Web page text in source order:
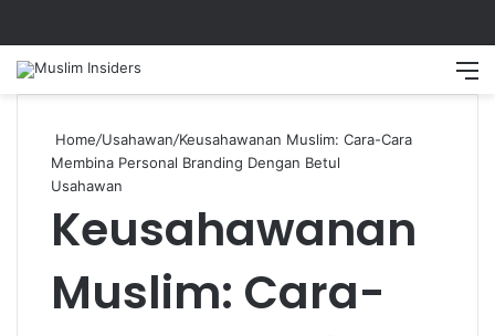
Home/Usahawan/Keusahawanan Muslim: Cara-Cara
Membina Personal Branding Dengan Betul
Usahawan
Keusahawanan
Muslim: Cara-